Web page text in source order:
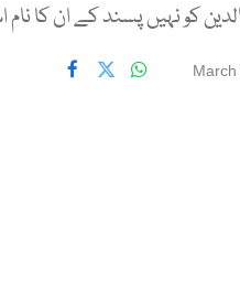
کو نہیں پسند کے ان کا